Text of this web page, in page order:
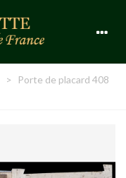
>
Porte de placard 408